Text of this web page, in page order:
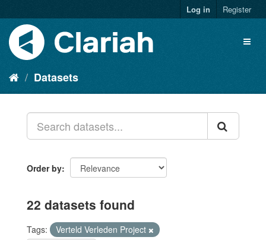
Log in Register
Datasets
Order by
22 datasets found
Tags:
Verteld Verleden Project